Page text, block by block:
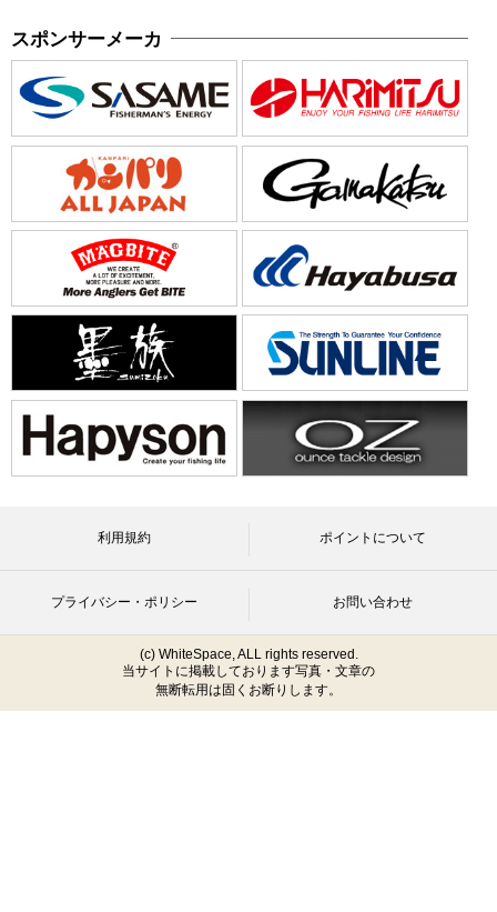
スポンサーメーカ
利用規約 ポイントについて
プライバシー・ポリシー お問い合わせ
(c) WhiteSpace, ALL rights reserved.
当サイトに掲載しております写真・文章の
無断転用は固くお断りします。